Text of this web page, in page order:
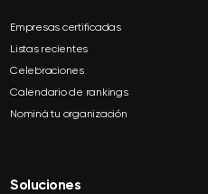
Empresas certificadas
Listas recientes
Celebraciones
Calendario de rankings
Nominá tu organización
Soluciones